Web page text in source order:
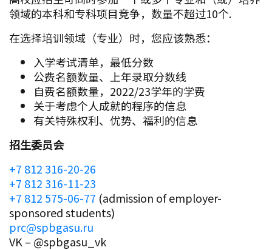
领域的本科和专科项目竞争，数量不超过10个.
在选择培训领域（专业）时，您应该熟悉：
入学考试清单，最低分数
公费名额数量、上年录取分数线
自费名额数量，2022/23学年的学费
关于考虑个人成就的程序的信息
有关特殊权利、优势、福利的信息
招生委员会
+7 812 316-20-26
+7 812 316-11-23
+7 812 575-06-77 (admission of employer-
sponsored students)
prc@spbgasu.ru
VK – @spbgasu_vk